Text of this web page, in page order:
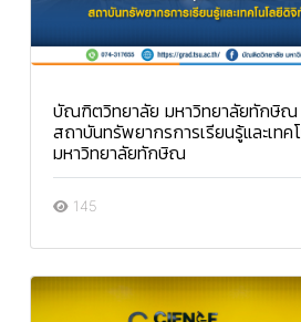
บัณฑิตวิทยาลัย มหาวิทยาลัยทักษิณ
สถาบันทรัพยากรการเรียนรู้และเทค
มหาวิทยาลัยทักษิณ
145